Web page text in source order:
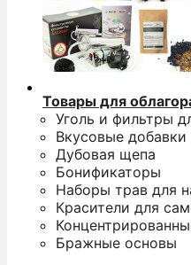
Товары для
Уголь и фильтры
Вкусовые добавки
Дубовая щепа
Бонификаторы
Наборы трав для
Красители для
Бражные основы